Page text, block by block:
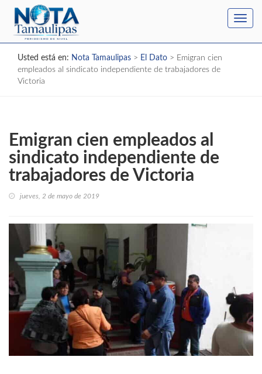
Usted está en: Nota Tamaulipas > El Dato > Emigran cien
empleados al sindicato independiente de trabajadores de
Victoria
Emigran cien empleados al
sindicato independiente de
trabajadores de Victoria
jueves, 2 de mayo de 2019